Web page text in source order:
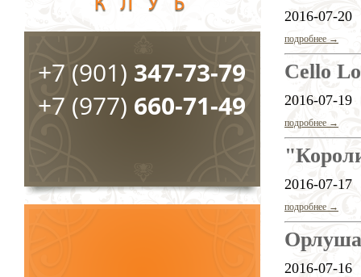
2016-07-20
подробнее →
Cello
2016-07-19
подробнее →
2016-07-17
подробнее →
Орлуша
2016-07-16
+7 (901) 347-73-79
+7 (977) 660-71-49